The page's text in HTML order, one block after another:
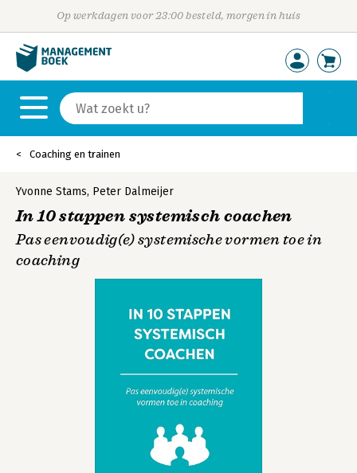
Op werkdagen voor 23:00 besteld, morgen in huis
Coaching en trainen
Yvonne Stams, Peter Dalmeijer
In 10 stappen systemisch coachen
Pas eenvoudig(e) systemische vormen toe in
coaching